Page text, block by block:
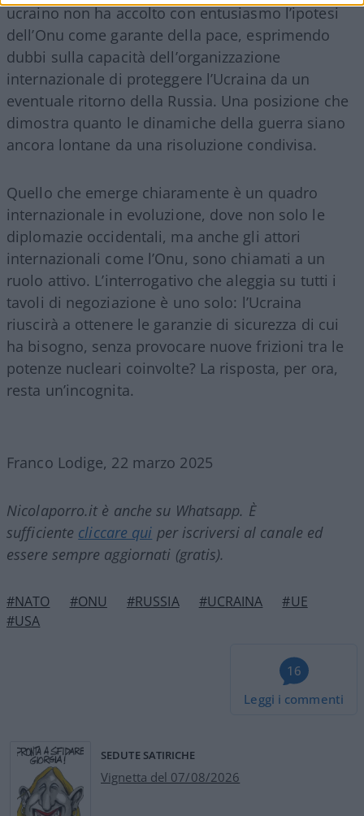
ucraino non ha accolto con entusiasmo l’ipotesi
dell’Onu come garante della pace, esprimendo
dubbi sulla capacità dell’organizzazione
internazionale di proteggere l’Ucraina da un
eventuale ritorno della Russia. Una posizione che
dimostra quanto le dinamiche della guerra siano
ancora lontane da una risoluzione condivisa.
Quello che emerge chiaramente è un quadro
internazionale in evoluzione, dove non solo le
diplomazie occidentali, ma anche gli attori
internazionali come l’Onu, sono chiamati a un
ruolo attivo. L’interrogativo che aleggia su tutti i
tavoli di negoziazione è uno solo: l’Ucraina
riuscirà a ottenere le garanzie di sicurezza di cui
ha bisogno, senza provocare nuove frizioni tra le
potenze nucleari coinvolte? La risposta, per ora,
resta un’incognita.
Franco Lodige, 22 marzo 2025
Nicolaporro.it è anche su Whatsapp. È
sufficiente cliccare qui per iscriversi al canale ed
essere sempre aggiornati (gratis).
#NATO #ONU #RUSSIA #UCRAINA
#UE
#USA
16
Leggi i commenti
SEDUTE SATIRICHE
Vignetta del 07/08/2026